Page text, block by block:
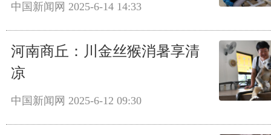
中国新闻网 2025-6-14 14:33
河南商丘：川金丝猴消暑享清
凉
中国新闻网 2025-6-12 09:30